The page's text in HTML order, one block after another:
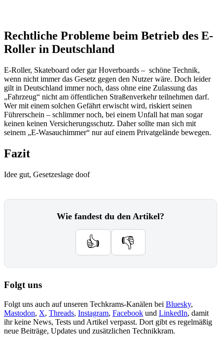
Rechtliche Probleme beim Betrieb des E-
Roller in Deutschland
E-Roller, Skateboard oder gar Hoverboards – schöne Technik,
wenn nicht immer das Gesetz gegen den Nutzer wäre. Doch leider
gilt in Deutschland immer noch, dass ohne eine Zulassung das
„Fahrzeug“ nicht am öffentlichen Straßenverkehr teilnehmen darf.
Wer mit einem solchen Gefährt erwischt wird, riskiert seinen
Führerschein – schlimmer noch, bei einem Unfall hat man sogar
keinen keinen Versicherungsschutz. Daher sollte man sich mit
seinem „E-Wasauchimmer“ nur auf einem Privatgelände bewegen.
Fazit
Idee gut, Gesetzeslage doof
Wie fandest du den Artikel?
👍 👎
Folgt uns
Folgt uns auch auf unseren Techkrams-Kanälen bei Bluesky,
Mastodon, X, Threads, Instagram, Facebook und LinkedIn, damit
ihr keine News, Tests und Artikel verpasst. Dort gibt es regelmäßig
neue Beiträge, Updates und zusätzlichen Technikkram.